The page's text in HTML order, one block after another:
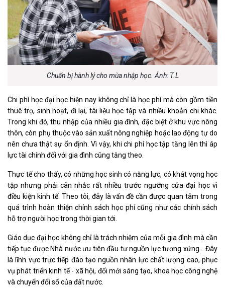
Chuẩn bị hành lý cho mùa nhập học. Ảnh: T.L
Chi phí học đại học hiện nay không chỉ là học phí mà còn gồm tiền
thuê trọ, sinh hoạt, đi lại, tài liệu học tập và nhiều khoản chi khác.
Trong khi đó, thu nhập của nhiều gia đình, đặc biệt ở khu vực nông
thôn, còn phụ thuộc vào sản xuất nông nghiệp hoặc lao động tự do
nên chưa thật sự ổn định. Vì vậy, khi chi phí học tập tăng lên thì áp
lực tài chính đối với gia đình cũng tăng theo.
Thực tế cho thấy, có những học sinh có năng lực, có khát vọng học
tập nhưng phải cân nhắc rất nhiều trước ngưỡng cửa đại học vì
điều kiện kinh tế. Theo tôi, đây là vấn đề cần được quan tâm trong
quá trình hoàn thiện chính sách học phí cũng như các chính sách
hỗ trợ người học trong thời gian tới.
Giáo dục đại học không chỉ là trách nhiệm của mỗi gia đình mà cần
tiếp tục được Nhà nước ưu tiên đầu tư nguồn lực tương xứng... Đây
là lĩnh vực trực tiếp đào tạo nguồn nhân lực chất lượng cao, phục
vụ phát triển kinh tế - xã hội, đổi mới sáng tạo, khoa học công nghệ
và chuyển đổi số của đất nước.